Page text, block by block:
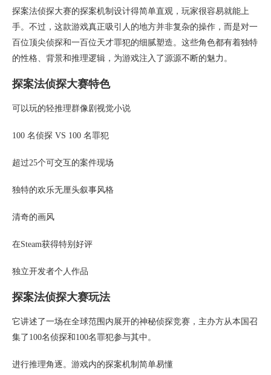
探案法侦探大赛的探案机制设计得简单直观，玩家很容易就能上
手。不过，这款游戏真正吸引人的地方并非复杂的操作，而是对一
百位顶尖侦探和一百位天才罪犯的细腻塑造。这些角色都有着独特
的性格、背景和推理逻辑，为游戏注入了源源不断的魅力。
探案法侦探大赛特色
可以玩的轻推理群像剧视觉小说
100 名侦探 VS 100 名罪犯
超过25个可交互的案件现场
独特的欢乐无厘头叙事风格
清奇的画风
在Steam获得特别好评
独立开发者个人作品
探案法侦探大赛玩法
它讲述了一场在全球范围内展开的神秘侦探竞赛，主办方从本国召
集了100名侦探和100名罪犯参与其中。
进行推理角逐。游戏内的探案机制简单易懂